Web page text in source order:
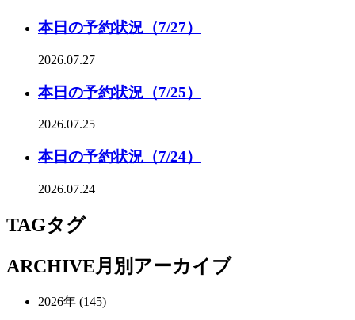
本日の予約状況（7/27）
2026.07.27
本日の予約状況（7/25）
2026.07.25
本日の予約状況（7/24）
2026.07.24
TAGタグ
ARCHIVE月別アーカイブ
2026年 (145)